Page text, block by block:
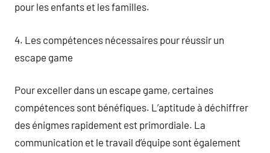
pour les enfants et les familles.
4. Les compétences nécessaires pour réussir un
escape game
Pour exceller dans un escape game, certaines
compétences sont bénéfiques. L’aptitude à déchiffrer
des énigmes rapidement est primordiale. La
communication et le travail d’équipe sont également